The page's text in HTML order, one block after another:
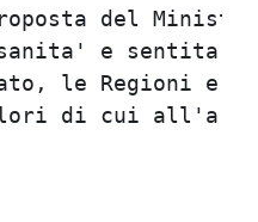
del
sanita' e
le
dei